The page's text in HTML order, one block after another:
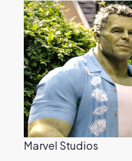
Marvel Studios